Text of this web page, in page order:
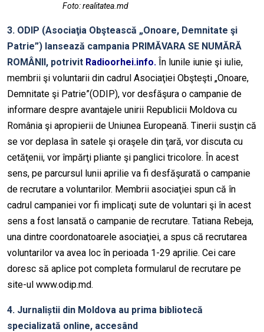
Foto: realitatea.md
3. ODIP (Asociaţia Obştească „Onoare, Demnitate şi
Patrie”) lansează campania PRIMĂVARA SE NUMĂRĂ
ROMÂNII, potrivit Radioorhei.info. În lunile iunie şi iulie,
membrii şi voluntarii din cadrul Asociaţiei Obşteşti „Onoare,
Demnitate şi Patrie”(ODIP), vor desfăşura o campanie de
informare despre avantajele unirii Republicii Moldova cu
România şi apropierii de Uniunea Europeană. Tinerii susţin că
se vor deplasa în satele şi oraşele din ţară, vor discuta cu
cetăţenii, vor împărţi pliante şi panglici tricolore. În acest
sens, pe parcursul lunii aprilie va fi desfăşurată o campanie
de recrutare a voluntarilor. Membrii asociaţiei spun că în
cadrul campaniei vor fi implicaţi sute de voluntari şi în acest
sens a fost lansată o campanie de recrutare. Tatiana Rebeja,
una dintre coordonatoarele asociaţiei, a spus că recrutarea
voluntarilor va avea loc în perioada 1-29 aprilie. Cei care
doresc să aplice pot completa formularul de recrutare pe
site-ul www.odip.md.
4. Jurnaliștii din Moldova au prima bibliotecă
specializată online, accesând